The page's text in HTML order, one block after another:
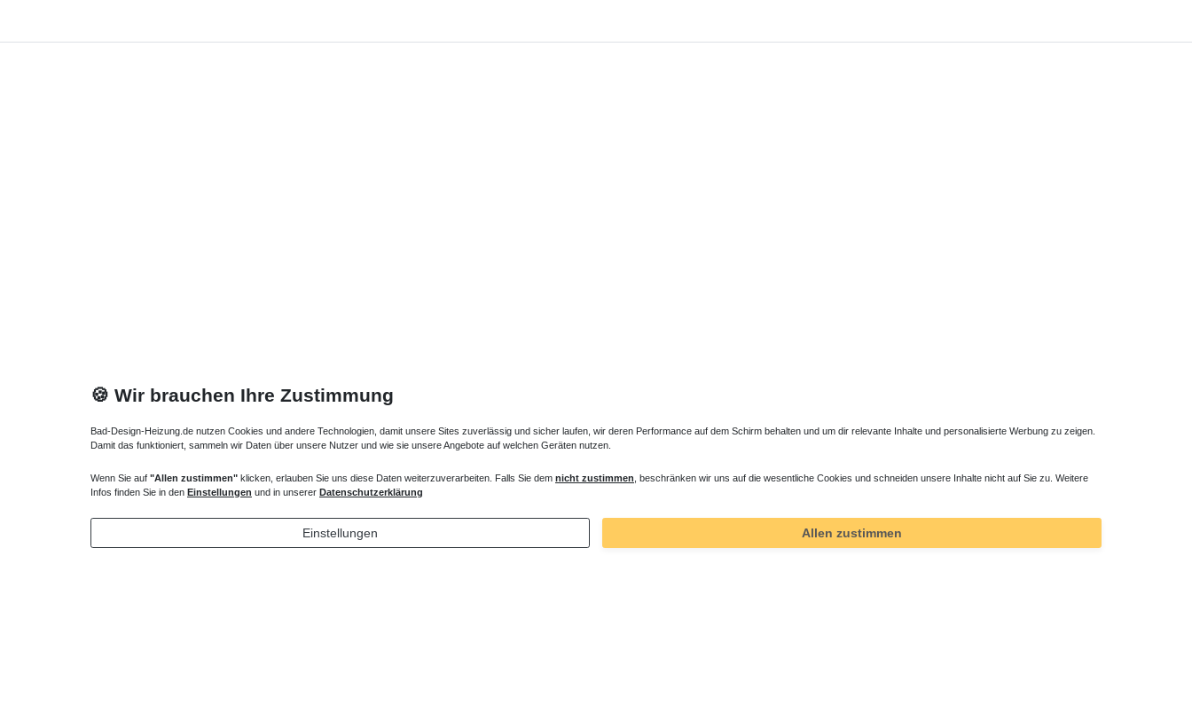
Duschwanne Dämm- und Schutzband
44,10 € *
Duschwanne Montagewinkel Wandwinkel
34,65 € *
*inkl. ges. MwSt.
Duschwanne Ablauf Radial-Design verchromt
75,60 € *
🍪 Wir brauchen Ihre Zustimmung
Bad-Design-Heizung.de nutzen Cookies und andere Technologien, damit unsere Sites zuverlässig und sicher laufen, wir deren Performance auf dem Schirm behalten und um dir relevante Inhalte und personalisierte Werbung zu zeigen.
Damit das funktioniert, sammeln wir Daten über unsere Nutzer und wie sie unsere Angebote auf welchen Geräten nutzen.
Wenn Sie auf "Allen zustimmen" klicken, erlauben Sie uns diese Daten weiterzuverarbeiten. Falls Sie dem nicht zustimmen , beschränken wir uns auf die wesentliche Cookies und schneiden unsere Inhalte nicht auf Sie zu. Weitere
Infos finden Sie in den Einstellungen und in unserer Datenschutzerklärung
Einstellungen Allen zustimmen